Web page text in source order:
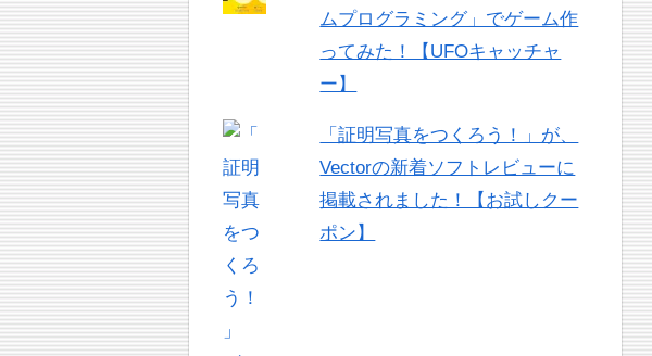
ムプログラミング」でゲーム作
ってみた！【UFOキャッチャ
ー】
「証明写真をつくろう！」が、
Vectorの新着ソフトレビューに
掲載されました！【お試しクー
ポン】